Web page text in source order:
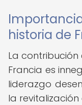
historia de
La
Francia es
liderazgo
la